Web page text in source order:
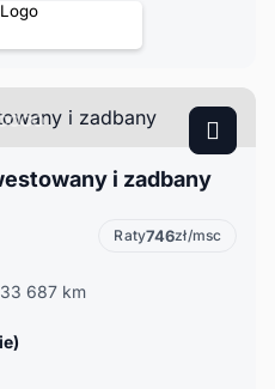
i zadbany
Raty746zł/msc
687 km